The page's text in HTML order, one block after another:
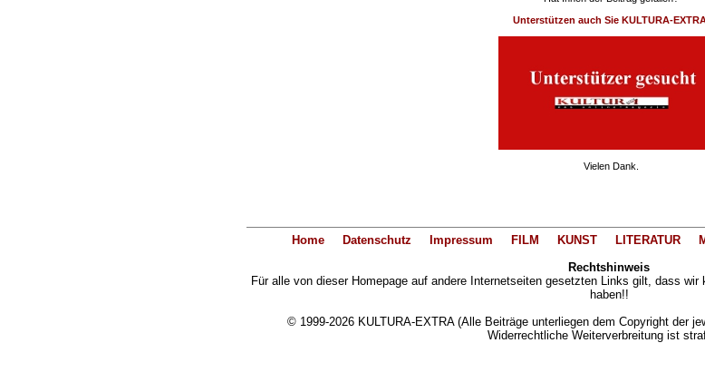
Unterstützen auch Sie KULTURA-
Vielen Dank.
Home Datenschutz Impressum FILM KUNST LITERATUR
Rechtshinweis
Für alle von dieser Homepage auf andere Internetseiten gesetzten Links gilt, dass
haben!!
© 1999-2026 KULTURA-EXTRA (Alle Beiträge unterliegen dem Copyright der
Widerrechtliche Weiterverbreitung ist